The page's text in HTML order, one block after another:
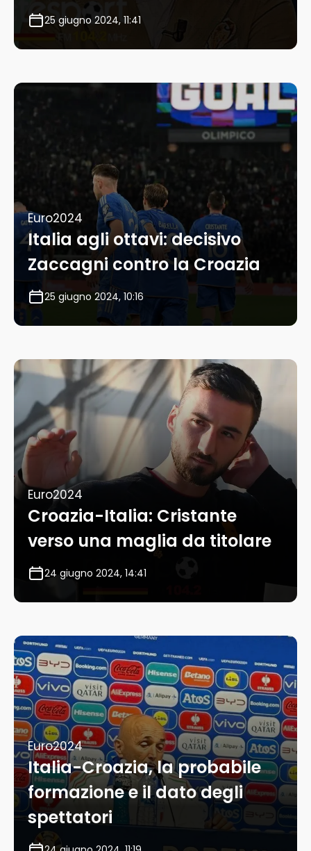
25 giugno 2024, 11:41
Euro2024
Italia agli ottavi: decisivo
Zaccagni contro la Croazia
25 giugno 2024, 10:16
Euro2024
Croazia-Italia: Cristante
verso una maglia da titolare
24 giugno 2024, 14:41
Euro2024
Italia-Croazia, la probabile
formazione e il dato degli
spettatori